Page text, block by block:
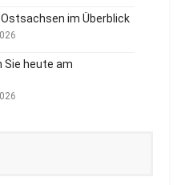
im Überblick
Sie heute am